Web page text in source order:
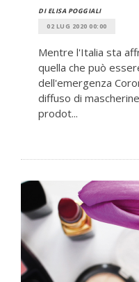
DI ELISA POGGIALI
02 LUG 2020 00:00
Mentre l'Italia sta
quella che può
dell'emergenza
diffuso di
prodot...